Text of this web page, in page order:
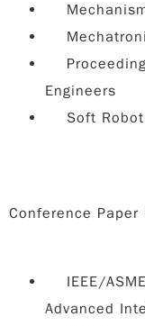
Engineers
Soft
Conference Paper
IEEE/
Advanced